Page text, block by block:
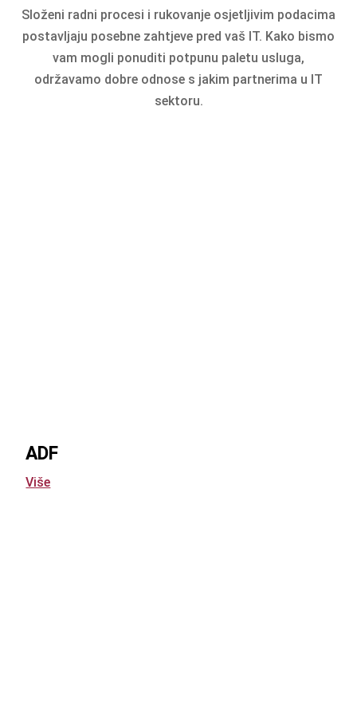
Složeni radni procesi i rukovanje osjetljivim podacima
postavljaju posebne zahtjeve pred vaš IT. Kako bismo
vam mogli ponuditi potpunu paletu usluga,
održavamo dobre odnose s jakim partnerima u IT
sektoru.
ADF
Više